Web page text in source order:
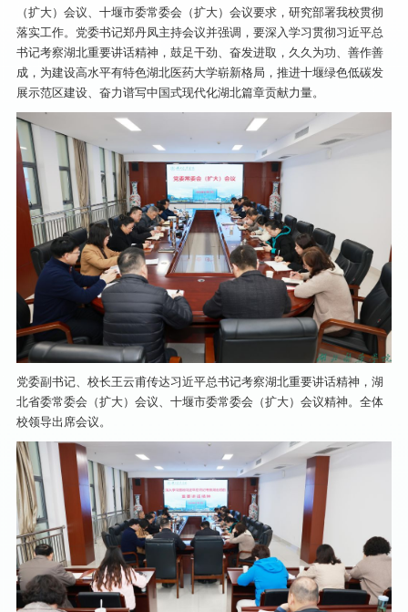
（扩大）会议、十堰市委常委会（扩大）会议要求，研究部署我校贯彻
落实工作。党委书记郑丹凤主持会议并强调，要深入学习贯彻习近平总
书记考察湖北重要讲话精神，鼓足干劲、奋发进取，久久为功、善作善
成，为建设高水平有特色湖北医药大学崭新格局，推进十堰绿色低碳发
展示范区建设、奋力谱写中国式现代化湖北篇章贡献力量。
党委副书记、校长王云甫传达习近平总书记考察湖北重要讲话精神，湖
北省委常委会（扩大）会议、十堰市委常委会（扩大）会议精神。全体
校领导出席会议。